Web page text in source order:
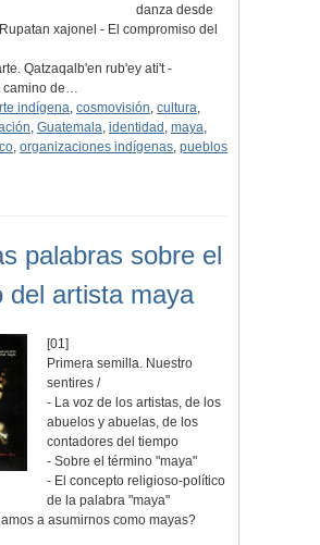
danza desde
xajonel - El compromiso del
Qatzaqalb'en rub'ey ati't -
camino de…
indígena, cosmovisión, cultura,
, Guatemala, identidad , maya,
, organizaciones indígenas, pueblos
palabras sobre el
del artista maya
[01]
Primera semilla. Nuestro
sentires /
- La voz de los artistas, de los
abuelos y abuelas, de los
contadores del tiempo
- Sobre el término "maya"
- El concepto religioso-político
de la palabra "maya"
a asumirnos como mayas?